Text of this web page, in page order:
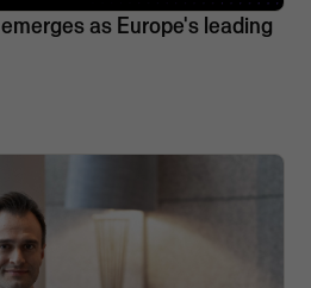
as Europe's leading